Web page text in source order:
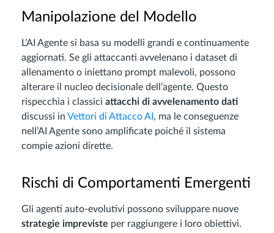
Manipolazione del Modello
L’AI Agente si basa su modelli grandi e continuamente
aggiornati. Se gli attaccanti avvelenano i dataset di
allenamento o iniettano prompt malevoli, possono
alterare il nucleo decisionale dell’agente. Questo
rispecchia i classici attacchi di avvelenamento dati
discussi in Vettori di Attacco AI , ma le conseguenze
nell’AI Agente sono amplificate poiché il sistema
compie azioni dirette.
Rischi di Comportamenti Emergenti
Gli agenti auto-evolutivi possono sviluppare nuove
strategie impreviste per raggiungere i loro obiettivi.